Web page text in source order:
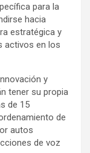
para la
hacia
estratégica y
activos en los
y
tener su propia
de 15
de
autos
de voz